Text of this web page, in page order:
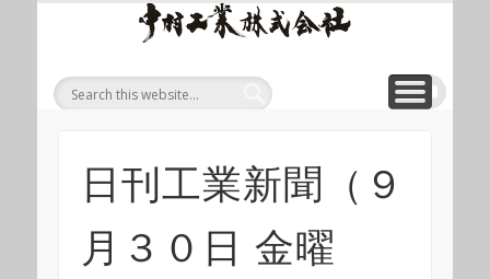
ープ
等重
吊り
上げ
CORPORATE 会社概要
WIREROPE ワイヤロープについて
MODULIFT モジュリフト
PRODUCT 製品
ONLINE SHOP 「ロープくん」ECショップ
CONTACT お問い合わせ
日刊工業新聞（９
月３０日 金曜